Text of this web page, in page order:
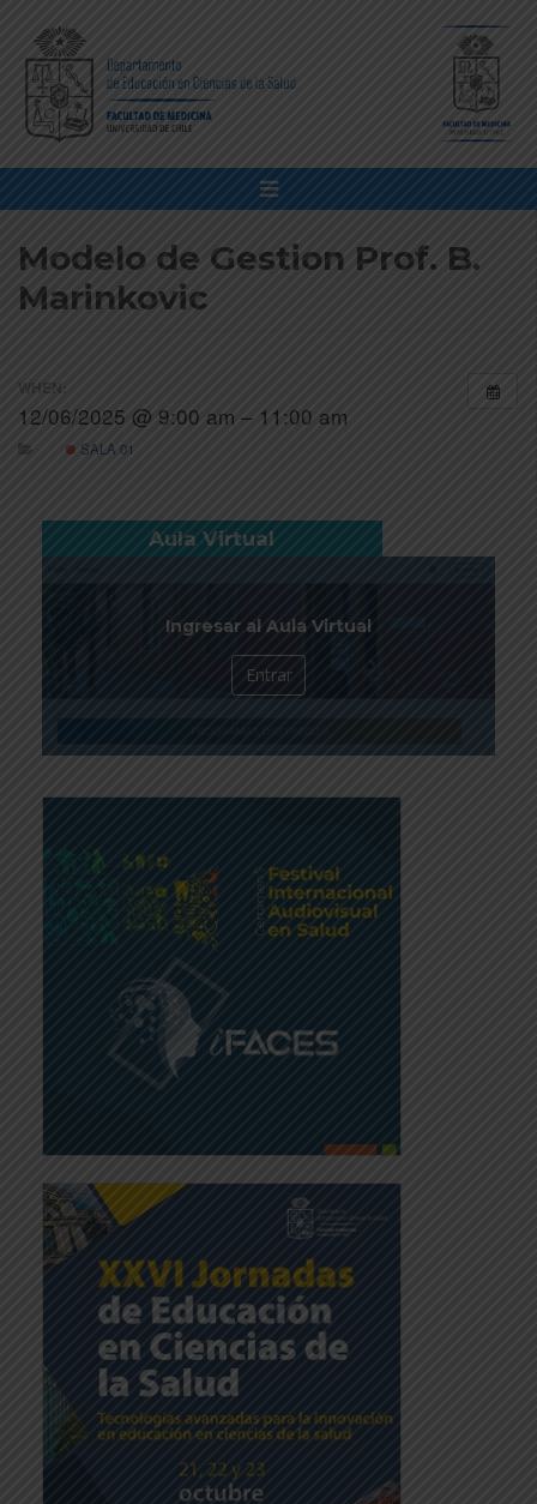
Modelo de Gestion Prof. B.
Marinkovic
WHEN:
12/06/2025 @ 9:00 am – 11:00 am
SALA 01
Aula Virtual
Ingresar al Aula Virtual
Entrar